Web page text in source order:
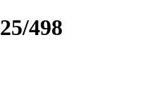
498